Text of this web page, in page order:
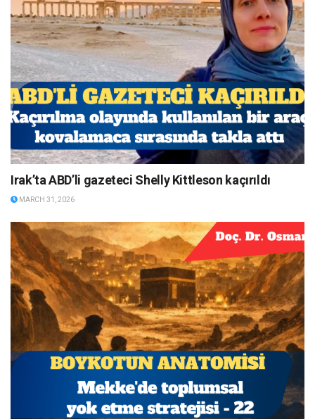
Irak’ta ABD’li gazeteci Shelly Kittleson kaçırıldı
MARCH 31, 2026